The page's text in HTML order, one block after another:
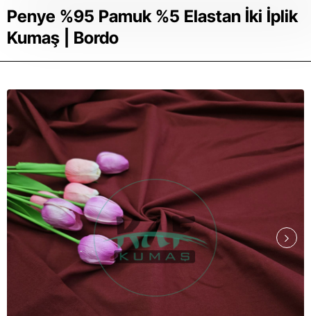
Penye %95 Pamuk %5 Elastan İki İplik
Kumaş | Bordo